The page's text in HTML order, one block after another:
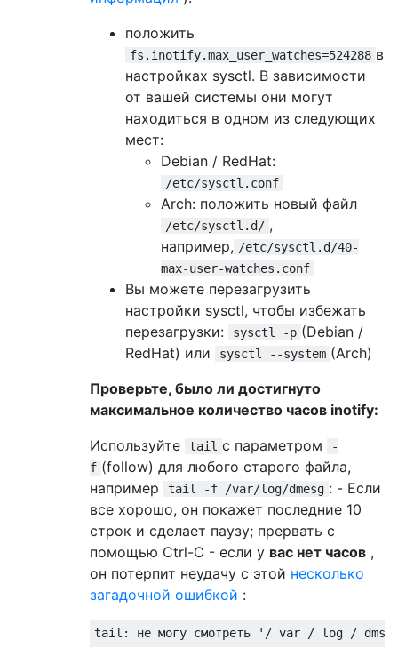
положить
fs.inotify.max_user_watches=524288 в
настройках sysctl. В зависимости
от вашей системы они могут
находиться в одном из следующих
мест:
Debian / RedHat:
/etc/sysctl.conf
Arch: положить новый файл
/etc/sysctl.d/ ,
например, /etc/sysctl.d/40-
max-user-watches.conf
Вы можете перезагрузить
настройки sysctl, чтобы избежать
перезагрузки:
sysctl -p (Debian /
RedHat) или
sysctl --system (Arch)
Проверьте, было ли достигнуто
максимальное количество часов inotify:
Используйте
tail с параметром
-
f (follow) для любого старого файла,
например
tail -f /var/log/dmesg : - Если
все хорошо, он покажет последние 10
строк и сделает паузу; прервать с
помощью Ctrl-C - если у вас нет часов ,
он потерпит неудачу с этой несколько
загадочной ошибкой :
tail: не могу смотреть '/ var / log / dmsg':